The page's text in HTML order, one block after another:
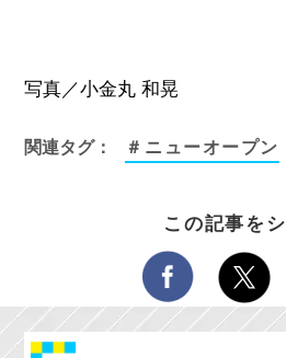
写真／小金丸 和晃
関連タグ： ＃ニューオープン
この記事を